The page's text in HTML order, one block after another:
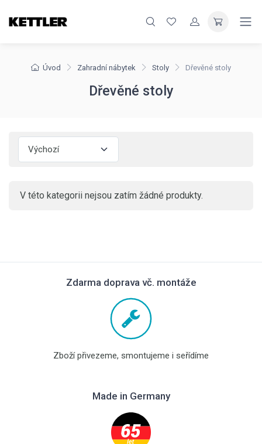
Úvod Zahradní nábytek Stoly Dřevěné stoly
Dřevěné stoly
V této kategorii nejsou zatím žádné produkty.
Zdarma doprava vč. montáže
Zboží přivezeme, smontujeme i seřídíme
Made in Germany